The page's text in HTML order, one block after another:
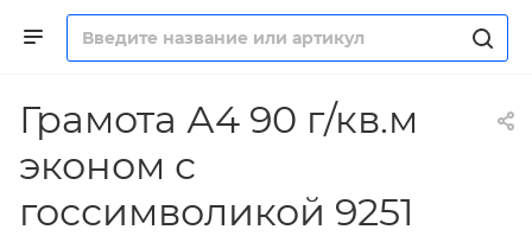
Грамота А4 90 г/кв.м
эконом с
госсимволикой 9251